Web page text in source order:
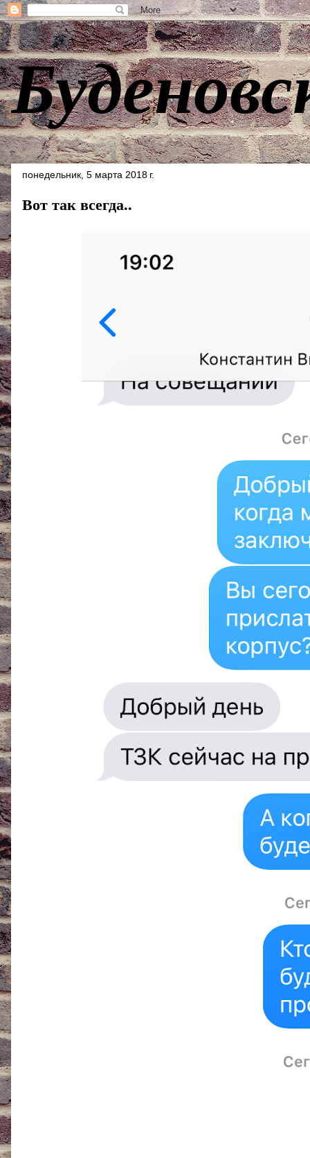
понедельник, 5 марта 2018 г.
Вот так всегда..